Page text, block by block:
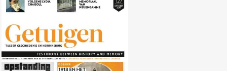
Nr. 127 (10/2018) 1918 en het
voortdurende geweld